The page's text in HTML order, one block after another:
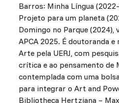
Barros: Minha Língua
Projeto para um planeta
Domingo no Parque (2024),
APCA 2025. É doutoranda
Arte pela UERJ, com
crítica e ao pensamento de
contemplada com uma
para integrar o Art and
Bibliotheca Hertziana –